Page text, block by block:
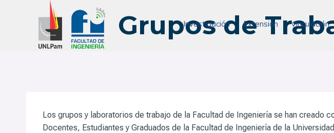
Investigación Extensión Vinculación
Grupos de
Los grupos y laboratorios de trabajo de la Facultad de Ingeniería se han creado
Docentes, Estudiantes y Graduados de la Facultad de Ingeniería de la